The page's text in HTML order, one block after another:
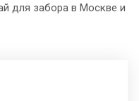
для забора в Москве и